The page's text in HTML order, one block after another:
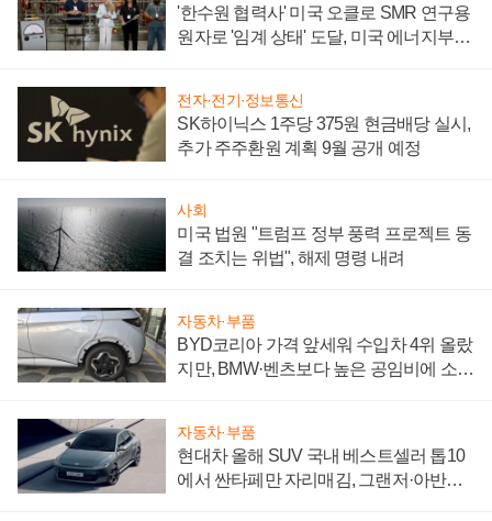
'한수원 협력사' 미국 오클로 SMR 연구용
원자로 '임계 상태' 도달, 미국 에너지부
전자·전기·정보통신
SK하이닉스 1주당 375원 현금배당 실시,
추가 주주환원 계획 9월 공개 예정
사회
미국 법원 "트럼프 정부 풍력 프로젝트 동
결 조치는 위법", 해제 명령 내려
자동차·부품
BYD코리아 가격 앞세워 수입차 4위 올랐
지만, BMW·벤츠보다 높은 공임비에 소비
자동차·부품
현대차 올해 SUV 국내 베스트셀러 톱10
에서 싼타페만 자리매김, 그랜저·아반떼